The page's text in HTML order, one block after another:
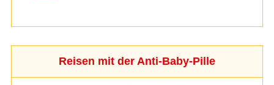
Reisen mit der Anti-Baby-Pille